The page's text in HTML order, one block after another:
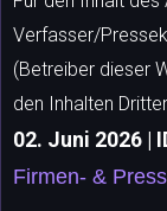
Verfasser/
(Betreiber dieser
den Inhalten
02. Juni 2026 |
Firmen- &